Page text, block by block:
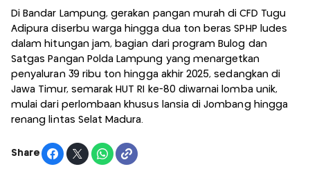
Di Bandar Lampung, gerakan pangan murah di CFD Tugu
Adipura diserbu warga hingga dua ton beras SPHP ludes
dalam hitungan jam, bagian dari program Bulog dan
Satgas Pangan Polda Lampung yang menargetkan
penyaluran 39 ribu ton hingga akhir 2025, sedangkan di
Jawa Timur, semarak HUT RI ke-80 diwarnai lomba unik,
mulai dari perlombaan khusus lansia di Jombang hingga
renang lintas Selat Madura.
Share